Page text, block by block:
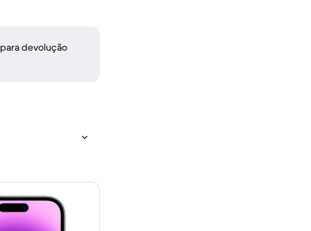
devolução